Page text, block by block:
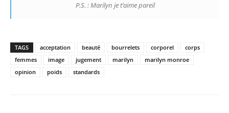
P.S. : Marilyn je t’aime pareil
TAGS acceptation beauté bourrelets corporel
corps
femmes
image jugement marilyn
marilyn monroe
opinion
poids standards